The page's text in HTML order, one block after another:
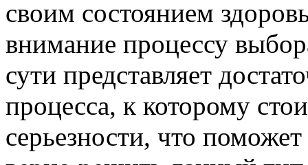
своим состоянием
внимание процессу
сути представляет
процесса, к которому
серьезности, что